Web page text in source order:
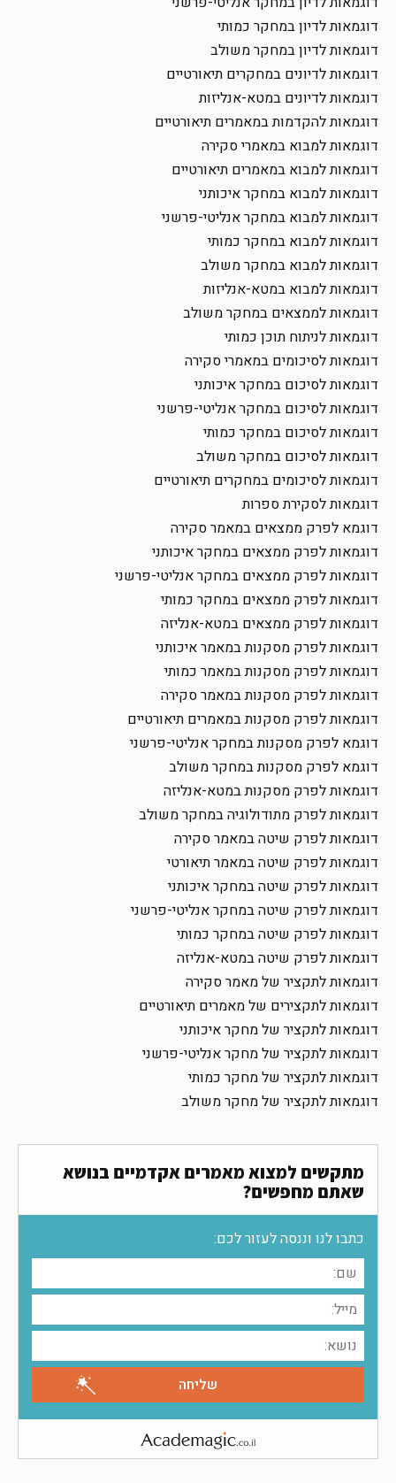
דוגמאות לדיון במחקר כמותי
דוגמאות לדיון במחקר משולב
דוגמאות לדיונים במחקרים תיאורטיים
דוגמאות לדיונים במטא-אנליזות
דוגמאות להקדמות במאמרים תיאורטיים
דוגמאות למבוא במאמרי סקירה
דוגמאות למבוא במאמרים תיאורטיים
דוגמאות למבוא במחקר איכותני
דוגמאות למבוא במחקר אנליטי-פרשני
דוגמאות למבוא במחקר כמותי
דוגמאות למבוא במחקר משולב
דוגמאות למבוא במטא-אנליזות
דוגמאות לממצאים במחקר משולב
דוגמאות לניתוח תוכן כמותי
דוגמאות לסיכומים במאמרי סקירה
דוגמאות לסיכום במחקר איכותני
דוגמאות לסיכום במחקר אנליטי-פרשני
דוגמאות לסיכום במחקר כמותי
דוגמאות לסיכום במחקר משולב
דוגמאות לסיכומים במחקרים תיאורטיים
דוגמאות לסקירת ספרות
דוגמא לפרק ממצאים במאמר סקירה
דוגמאות לפרק ממצאים במחקר איכותני
דוגמאות לפרק ממצאים במחקר אנליטי-פרשני
דוגמאות לפרק ממצאים במחקר כמותי
דוגמאות לפרק ממצאים במטא-אנליזה
דוגמאות לפרק מסקנות במאמר איכותני
דוגמאות לפרק מסקנות במאמר כמותי
דוגמאות לפרק מסקנות במאמר סקירה
דוגמאות לפרק מסקנות במאמרים תיאורטיים
דוגמא לפרק מסקנות במחקר אנליטי-פרשני
דוגמא לפרק מסקנות במחקר משולב
דוגמאות לפרק מסקנות במטא-אנליזה
דוגמאות לפרק מתודולוגיה במחקר משולב
דוגמאות לפרק שיטה במאמר סקירה
דוגמאות לפרק שיטה במאמר תיאורטי
דוגמאות לפרק שיטה במחקר איכותני
דוגמאות לפרק שיטה במחקר אנליטי-פרשני
דוגמאות לפרק שיטה במחקר כמותי
דוגמאות לפרק שיטה במטא-אנליזה
דוגמאות לתקציר של מאמר סקירה
דוגמאות לתקצירים של מאמרים תיאורטיים
דוגמאות לתקציר של מחקר איכותני
דוגמאות לתקציר של מחקר אנליטי-פרשני
דוגמאות לתקציר של מחקר כמותי
דוגמאות לתקציר של מחקר משולב
מתקשים למצוא מאמרים אקדמיים בנושא
שאתם מחפשים?
כתבו לנו וננסה לעזור לכם: